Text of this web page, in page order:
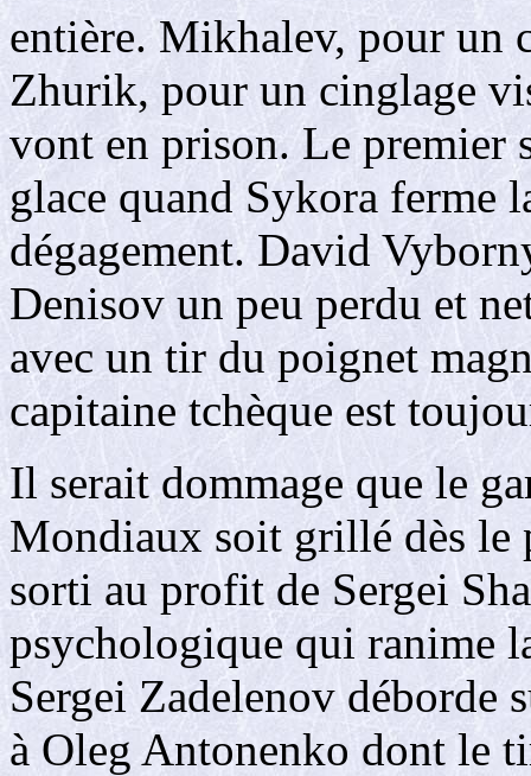
entière. Mikhalev, pour un
Zhurik, pour un cinglage
vont en prison. Le premier
glace quand Sykora ferme
dégagement. David
Denisov un peu perdu et
avec un tir du poignet
capitaine tchèque est
Il serait dommage que le
Mondiaux soit grillé dès le
sorti au profit de Sergei
psychologique qui ranime
Sergei Zadelenov déborde
à Oleg Antonenko dont le